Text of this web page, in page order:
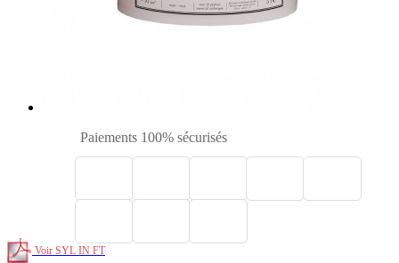
Paiements 100% sécurisés
Voir SYL IN FT